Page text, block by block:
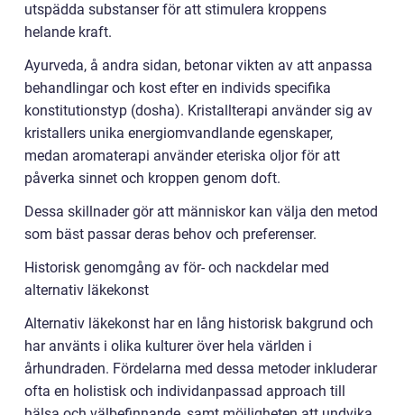
utspädda substanser för att stimulera kroppens
helande kraft.
Ayurveda, å andra sidan, betonar vikten av att anpassa
behandlingar och kost efter en individs specifika
konstitutionstyp (dosha). Kristallterapi använder sig av
kristallers unika energiomvandlande egenskaper,
medan aromaterapi använder eteriska oljor för att
påverka sinnet och kroppen genom doft.
Dessa skillnader gör att människor kan välja den metod
som bäst passar deras behov och preferenser.
Historisk genomgång av för- och nackdelar med
alternativ läkekonst
Alternativ läkekonst har en lång historisk bakgrund och
har använts i olika kulturer över hela världen i
århundraden. Fördelarna med dessa metoder inkluderar
ofta en holistisk och individanpassad approach till